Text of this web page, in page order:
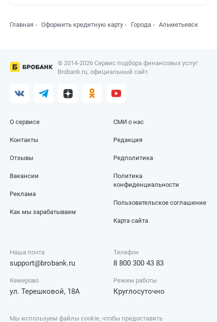
Главная Оформить кредитную карту Города Альметьевск
© 2014-2026 Сервис подбора финансовых услуг
Brobank.ru, официальный сайт.
О сервисе
Контакты
Отзывы
СМИ о нас
Редакция
Редполитика
Вакансии
Реклама
Как мы зарабатываем
Политика
конфиденциальности
Пользовательское соглашение
Карта сайта
Наша почта
support@brobank.ru
Телефон
8 800 300 43 83
Кемерово
ул. Терешковой, 18А
Режим работы
Круглосуточно
Мы используем файлы cookie, чтобы предоставить